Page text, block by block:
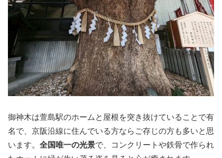
御神木は萱島駅のホームと屋根を突き抜けていることで有
名で、京阪沿線に住んでいる方ならご存じの方も多いと思
います。 全国唯一の光景で、コンクリートや鉄骨で作られ